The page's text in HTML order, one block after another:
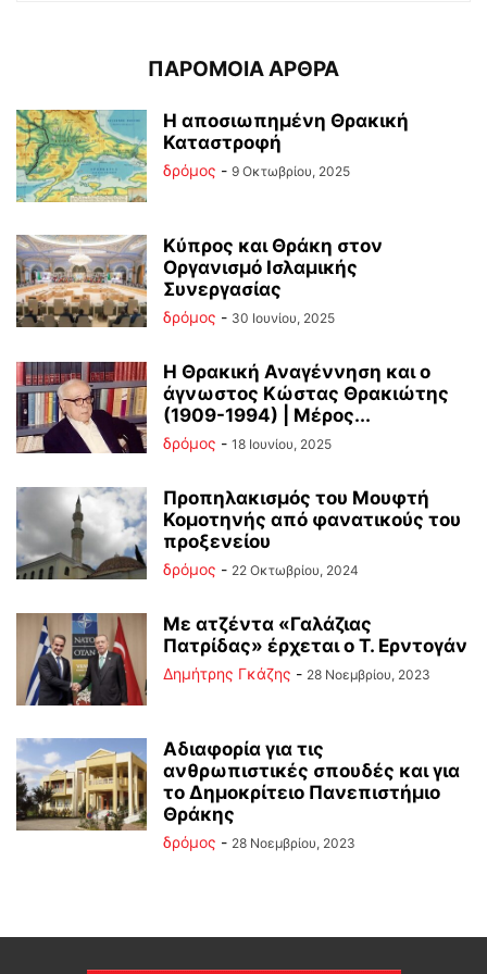
ΠΑΡΟΜΟΙΑ ΑΡΘΡΑ
Η αποσιωπημένη Θρακική
Καταστροφή
δρόμος - 9 Οκτωβρίου, 2025
Κύπρος και Θράκη στον
Οργανισμό Ισλαμικής
Συνεργασίας
δρόμος - 30 Ιουνίου, 2025
Η Θρακική Αναγέννηση και o
άγνωστος Κώστας Θρακιώτης
(1909-1994) | Μέρος...
δρόμος - 18 Ιουνίου, 2025
Προπηλακισμός του Μουφτή
Κομοτηνής από φανατικούς του
προξενείου
δρόμος - 22 Οκτωβρίου, 2024
Με ατζέντα «Γαλάζιας
Πατρίδας» έρχεται ο Τ. Ερντογάν
Δημήτρης Γκάζης - 28 Νοεμβρίου, 2023
Αδιαφορία για τις
ανθρωπιστικές σπουδές και για
το Δημοκρίτειο Πανεπιστήμιο
Θράκης
δρόμος - 28 Νοεμβρίου, 2023